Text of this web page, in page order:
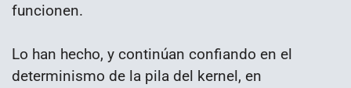
funcionen.
Lo han hecho, y continúan confiando en el
determinismo de la pila del kernel, en